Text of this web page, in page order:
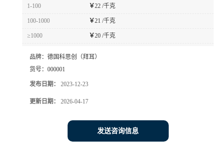
1-100 ￥22 /千克
100-1000 ￥21 /千克
≥1000 ￥20 /千克
品牌： 德国科思创（拜耳）
货号： 000001
发布日期： 2023-12-23
更新日期： 2026-04-17
发送咨询信息